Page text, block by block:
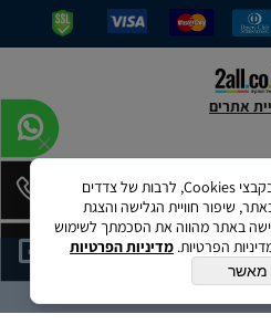
לסל
אתרים
לידיעתך, באתרנו נעשה שימוש בקבצי Cookies, לרבות של צדדים
שיפור חוויית הגלישה והצגת
באתר מהווה את הסכמתך לשימוש
הפרטיות. מדיניות הפרטיות
מאשר